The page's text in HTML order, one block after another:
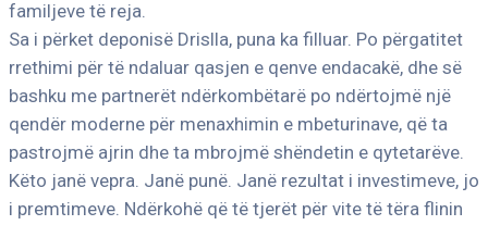
familjeve të reja.
Sa i përket deponisë Drislla, puna ka filluar. Po përgatitet
rrethimi për të ndaluar qasjen e qenve endacakë, dhe së
bashku me partnerët ndërkombëtarë po ndërtojmë një
qendër moderne për menaxhimin e mbeturinave, që ta
pastrojmë ajrin dhe ta mbrojmë shëndetin e qytetarëve.
Këto janë vepra. Janë punë. Janë rezultat i investimeve, jo
i premtimeve. Ndërkohë që të tjerët për vite të tëra flinin